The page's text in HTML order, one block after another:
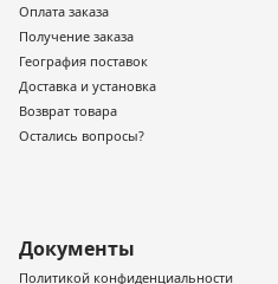
Оплата заказа
Получение заказа
География поставок
Доставка и установка
Возврат товара
Остались вопросы?
Документы
Политикой конфиденциальности